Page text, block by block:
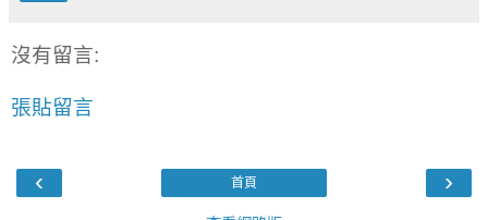
沒有留言:
張貼留言
‹ ›
首頁